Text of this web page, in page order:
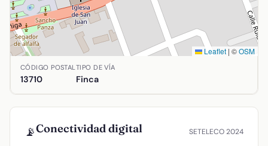
Leaflet | ©OSM
Ubicación de Bullones en Argamasilla de Alba, Ciudad
CÓDIGO POSTAL
13710
TIPO DE VÍA
Finca
📡Conectividad digital SETELECO 2024